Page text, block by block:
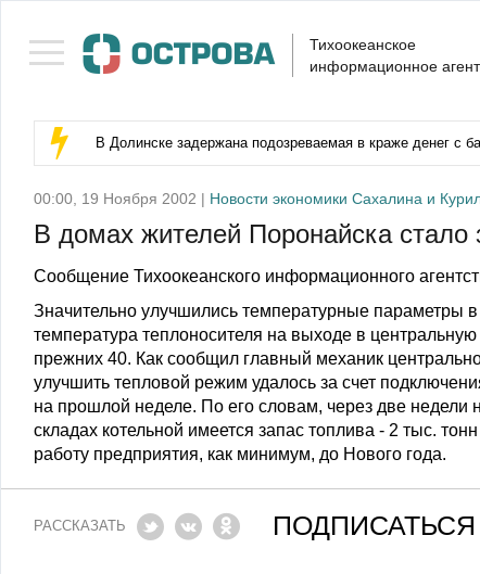
Тихоокеанское
информационное
В Долинске задержана подозреваемая в краже денег с
00:00, 19 Ноября 2002 | Новости экономики Сахалина и
В домах жителей Поронайска стало
Сообщение Тихоокеанского информационного
Значительно улучшились температурные параметры
температура теплоносителя на выходе в
прежних 40. Как сообщил главный механик
улучшить тепловой режим удалось за счет
на прошлой неделе. По его словам, через две недели
складах котельной имеется запас топлива - 2 тыс.
работу предприятия, как минимум, до Нового года.
РАССКАЗАТЬ ПОДПИСАТЬСЯ